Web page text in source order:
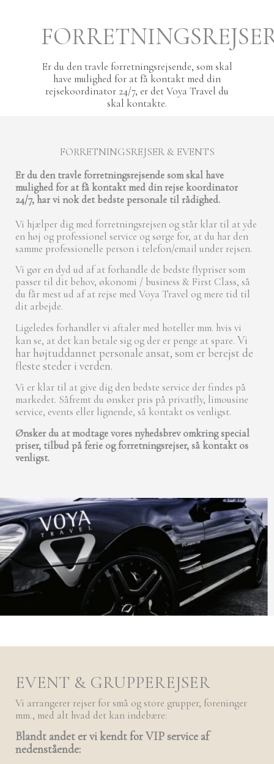
Er du den travle forretningsrejsende, som skal
have mulighed for at få kontakt med din
rejsekoordinator 24/7, er det Voya Travel du
skal kontakte.
FORRETNINGSREJSER & EVENTS
Er du den travle forretningsrejsende som skal have
mulighed for at få kontakt med din rejse koordinator
24/7, har vi nok det bedste personale til rådighed.
Vi hjælper dig med forretningsrejsen og står klar til at yde
en høj og professionel service og sørge for, at du har den
samme professionelle person i telefon/email under rejsen.
Vi gør en dyd ud af at forhandle de bedste flypriser som
passer til dit behov, økonomi / business & First Class, så
du får mest ud af at rejse med Voya Travel og mere tid til
dit arbejde.
Ligeledes forhandler vi aftaler med hoteller mm. hvis vi
kan se, at det kan betale sig og der er penge at spare. Vi
har højtuddannet personale ansat, som er berejst de
fleste steder i verden.
Vi er klar til at give dig den bedste service der findes på
markedet. Såfremt du ønsker pris på privatfly, limousine
service, events eller lignende, så kontakt os venligst.
Ønsker du at modtage vores nyhedsbrev omkring special
priser, tilbud på ferie og forretningsrejser, så kontakt os
venligst.
EVENT & GRUPPEREJSER
Vi arrangerer rejser for små og store grupper, foreninger
mm., med alt hvad det kan indebære:
Blandt andet er vi kendt for VIP service af
nedenstående: